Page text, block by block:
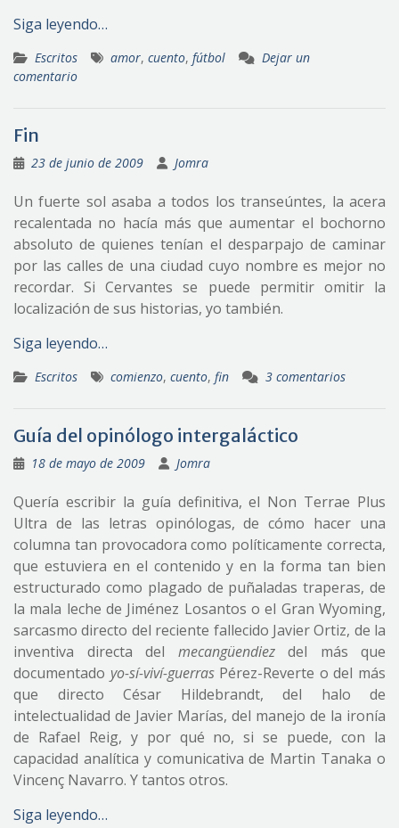
Siga leyendo…
Escritos amor, cuento, fútbol
Dejar un
comentario
Fin
23 de junio de 2009 Jomra
Un fuerte sol asaba a todos los transeúntes, la acera
recalentada no hacía más que aumentar el bochorno
absoluto de quienes tenían el desparpajo de caminar
por las calles de una ciudad cuyo nombre es mejor no
recordar. Si Cervantes se puede permitir omitir la
localización de sus historias, yo también.
Siga leyendo…
Escritos comienzo, cuento, fin 3 comentarios
Guía del opinólogo intergaláctico
18 de mayo de 2009 Jomra
Quería escribir la guía definitiva, el Non Terrae Plus
Ultra de las letras opinólogas, de cómo hacer una
columna tan provocadora como políticamente correcta,
que estuviera en el contenido y en la forma tan bien
estructurado como plagado de puñaladas traperas, de
la mala leche de Jiménez Losantos o el Gran Wyoming,
sarcasmo directo del reciente fallecido Javier Ortiz, de la
inventiva directa del mecangüendiezdel más que
documentado yo-sí-viví-guerrasPérez-Reverte o del más
que directo César Hildebrandt, del halo de
intelectualidad de Javier Marías, del manejo de la ironía
de Rafael Reig, y por qué no, si se puede, con la
capacidad analítica y comunicativa de Martin Tanaka o
Vincenç Navarro. Y tantos otros.
Siga leyendo…